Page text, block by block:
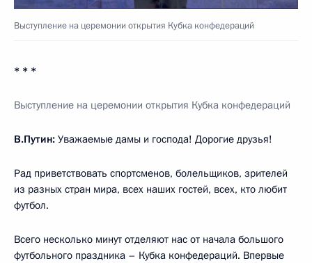
Выступление на церемонии открытия Кубка конфедераций
* * *
Выступление на церемонии открытия Кубка конфедераций
В.Путин: Уважаемые дамы и господа! Дорогие друзья!
Рад приветствовать спортсменов, болельщиков, зрителей
из разных стран мира, всех наших гостей, всех, кто любит
футбол.
Всего несколько минут отделяют нас от начала большого
футбольного праздника – Кубка конфедераций. Впервые